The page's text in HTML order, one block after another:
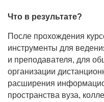
Что в результате?
После прохождения
инструменты для
и преподавателя, для
организации
расширения
пространства вуза,